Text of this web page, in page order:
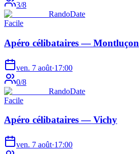
3/8
RandoDate
Facile
Apéro célibataires — Montluçon
ven. 7 août·17:00
0/8
RandoDate
Facile
Apéro célibataires — Vichy
ven. 7 août·17:00